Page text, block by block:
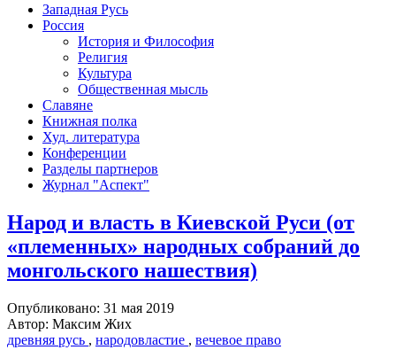
Западная Русь
Россия
История и Философия
Религия
Культура
Общественная мысль
Славяне
Книжная полка
Худ. литература
Конференции
Разделы партнеров
Журнал "Аспект"
Народ и власть в Киевской Руси (от
«племенных» народных собраний до
монгольского нашествия)
Опубликовано: 31 мая 2019
Автор: Максим Жих
древняя русь , народовластие , вечевое право